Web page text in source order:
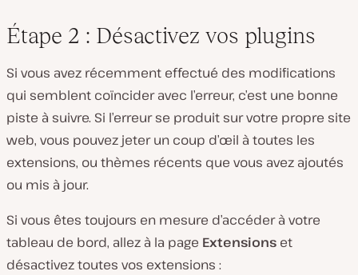
Étape 2 : Désactivez vos plugins
Si vous avez récemment effectué des modifications
qui semblent coïncider avec l’erreur, c’est une bonne
piste à suivre. Si l’erreur se produit sur votre propre site
web, vous pouvez jeter un coup d’œil à toutes les
extensions, ou thèmes récents que vous avez ajoutés
ou mis à jour.
Si vous êtes toujours en mesure d’accéder à votre
tableau de bord, allez à la page Extensions et
désactivez toutes vos extensions :